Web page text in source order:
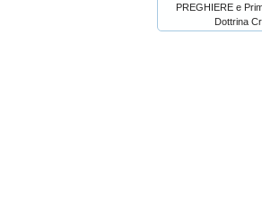
PREGHIERE e
Dottrina